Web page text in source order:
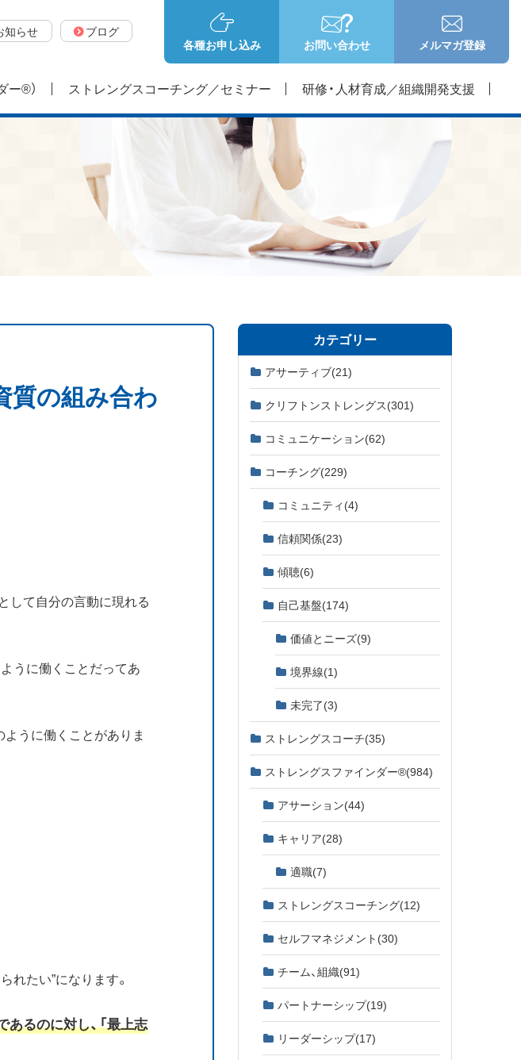
各種お申し込み お問い合わせ メルマガ登録
知らせ ブログ
®） ストレングスコーチング／セミナー 研修・人材育成／組織開発支援
質の組み合わ
して自分の言動に現れる
うに働くことだってあ
ように働くことがありま
れたい”になります。
るのに対し、「最上志
カテゴリー
アサーティブ(21)
クリフトンストレングス(301)
コミュニケーション(62)
コーチング(229)
コミュニティ (4)
信頼関係(23)
傾聴(6)
自己基盤(174)
価値とニーズ(9)
境界線(1)
未完了(3)
ストレングスコーチ(35)
ストレングスファインダー®(984)
アサーション(44)
キャリア(28)
適職(7)
ストレングスコーチング(12)
セルフマネジメント (30)
チーム、組織(91)
パートナーシップ(19)
リーダーシップ(17)